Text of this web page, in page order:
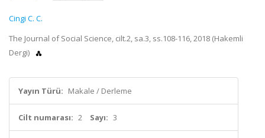
Cingi C. C.
The Journal of Social Science, cilt.2, sa.3, ss.108-116, 2018 (Hakemli
Dergi)
Yayın Türü: Makale / Derleme
Cilt numarası: 2 Sayı: 3